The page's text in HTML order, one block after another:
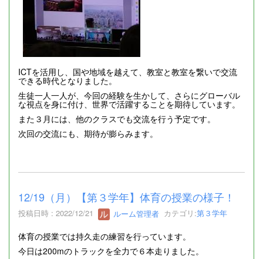
ICTを活用し、国や地域を越えて、教室と教室を繋いで交流
できる時代となりました。
生徒一人一人が、今回の経験を生かして、さらにグローバル
な視点を身に付け、世界で活躍することを期待しています。
また３月には、他のクラスでも交流を行う予定です。
次回の交流にも、期待が膨らみます。
12/19（月）【第３学年】体育の授業の様子！
投稿日時 : 2022/12/21 ルーム管理者 カテゴリ:第３学年
体育の授業では持久走の練習を行っています。
今日は200mのトラックを全力で６本走りました。